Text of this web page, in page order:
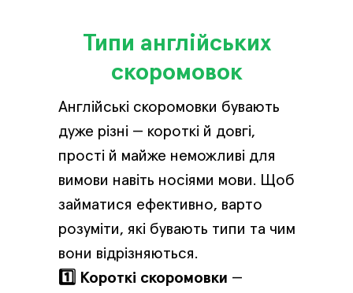
Англійські скоромовки бувають
дуже різні — короткі й довгі,
прості й майже неможливі для
вимови навіть носіями мови. Щоб
займатися ефективно, варто
розуміти, які бувають типи та чим
вони відрізняються.
1️⃣ Короткі скоромовки —
Типи англійських
скоромовок